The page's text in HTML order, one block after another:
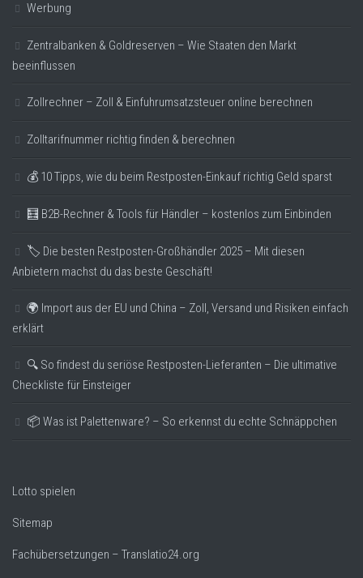
Werbung
Zentralbanken & Goldreserven – Wie Staaten den Markt
beeinflussen
Zollrechner – Zoll & Einfuhrumsatzsteuer online berechnen
Zolltarifnummer richtig finden & berechnen
💰 10 Tipps, wie du beim Restposten-Einkauf richtig Geld sparst
🧮 B2B-Rechner & Tools für Händler – kostenlos zum Einbinden
🏷️ Die besten Restposten-Großhändler 2025 – Mit diesen
Anbietern machst du das beste Geschäft!
🌍 Import aus der EU und China – Zoll, Versand und Risiken einfach
erklärt
🔍 So findest du seriöse Restposten-Lieferanten – Die ultimative
Checkliste für Einsteiger
📦 Was ist Palettenware? – So erkennst du echte Schnäppchen
Lotto spielen
Sitemap
Fachübersetzungen – Translatio24.org